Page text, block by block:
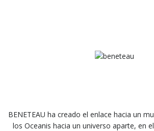
BENETEAU ha creado el enlace hacia un
los Oceanis hacia un universo aparte, en